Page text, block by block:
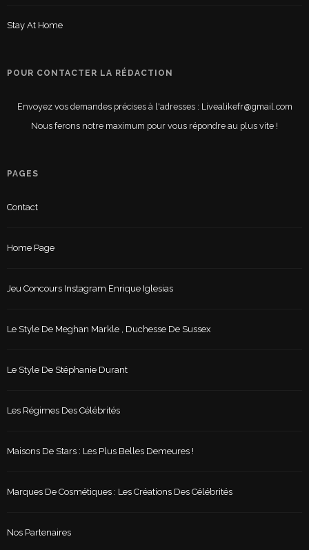
Stay At Home
POUR CONTACTER LA RÉDACTION
Envoyez vos demandes précises à l'adresses : Livealikefr@gmail.com
Nous ferons notre maximum pour vous répondre au plus vite !
PAGES
Contact
Home Page
Jeu Concours Instagram Enrique Iglesias
Le Style De Meghan Markle , Duchesse De Sussex
Le Style De Stéphanie Durant
Les Régimes Des Célébrités
Maisons De Stars : Les Plus Belles Demeures !
Marques De Cosmétiques : Les Créations Des Célébrités
Nos Partenaires